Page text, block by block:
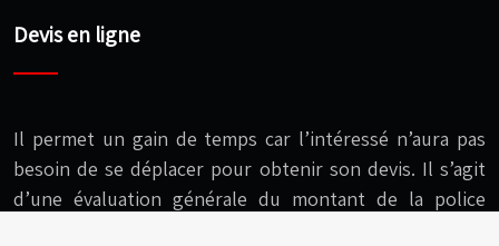
Devis en ligne
Il permet un gain de temps car l’intéressé n’aura pas
besoin de se déplacer pour obtenir son devis. Il s’agit
d’une évaluation générale du montant de la police